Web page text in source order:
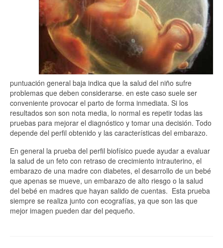
puntuación general baja indica que la salud del niño sufre
problemas que deben considerarse. en este caso suele ser
conveniente provocar el parto de forma inmediata. Si los
resultados son son nota media, lo normal es repetir todas las
pruebas para mejorar el diagnóstico y tomar una decisión. Todo
depende del perfil obtenido y las características del embarazo.
En general la prueba del perfil biofísico puede ayudar a evaluar
la salud de un feto con retraso de crecimiento intrauterino, el
embarazo de una madre con diabetes, el desarrollo de un bebé
que apenas se mueve, un embarazo de alto riesgo o la salud
del bebé en madres que hayan salido de cuentas. Esta prueba
siempre se realiza junto con ecografías, ya que son las que
mejor imagen pueden dar del pequeño.